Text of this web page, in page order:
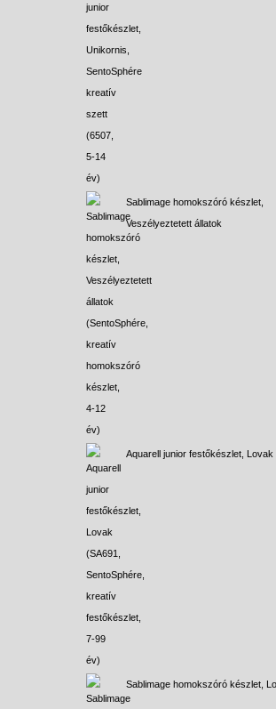
Sablimage homokszóró készlet,
Veszélyeztetett állatok
Aquarell junior festőkészlet, Lovak
Sablimage homokszóró készlet,